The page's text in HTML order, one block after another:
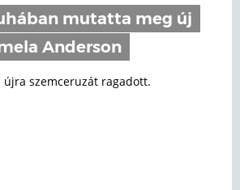
mutatta meg új
Anderson
újra szemceruzát ragadott.